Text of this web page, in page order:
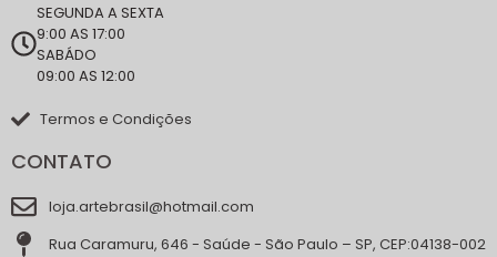
SEGUNDA A SEXTA
9:00 AS 17:00
SABÁDO
09:00 AS 12:00
Termos e Condições
CONTATO
loja.artebrasil@hotmail.com
Rua Caramuru, 646 - Saúde - São Paulo – SP, CEP:04138-002